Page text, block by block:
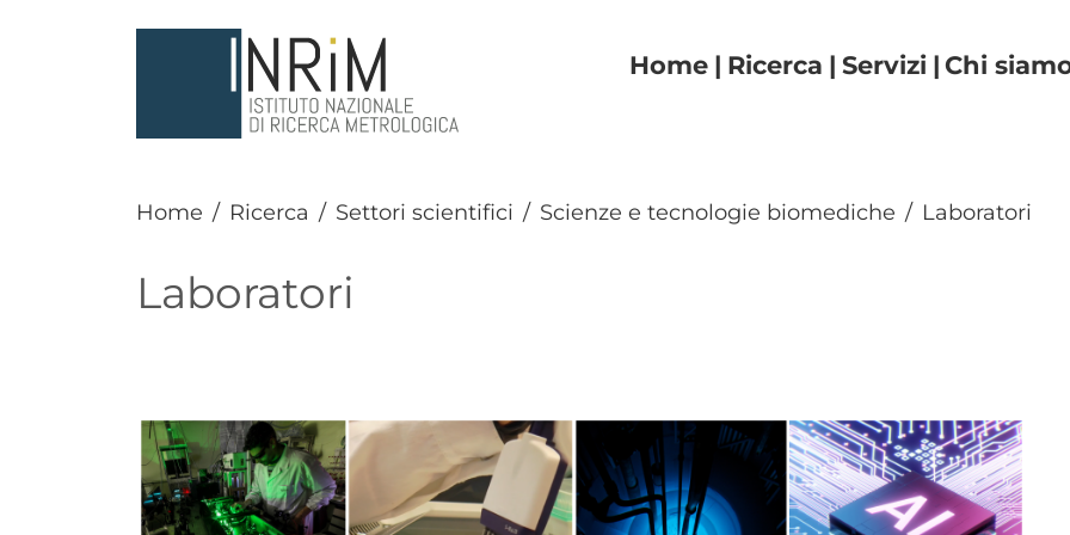
Navigazione principale
Home Ricerca Servizi Chi
Home Ricerca Settori scientifici Scienze e tecnologie biomediche Laboratori
Laboratori